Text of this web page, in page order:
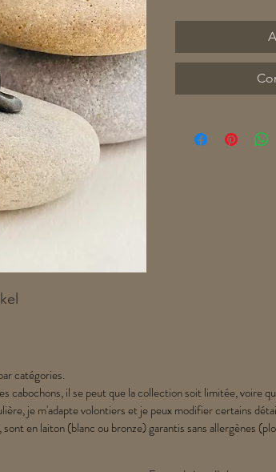
catégories.
cabochons, il se peut que la collection soit limitée, voire
je m'adapte volontiers et je peux modifier certains
en laiton (blanc ou bronze) garantis sans allergènes